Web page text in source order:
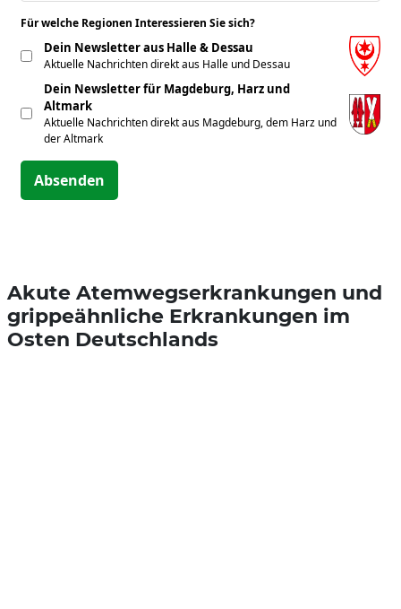
Für welche Regionen Interessieren Sie sich?
Dein Newsletter aus Halle & Dessau
Aktuelle Nachrichten direkt aus Halle und Dessau
Dein Newsletter für Magdeburg, Harz und
Altmark
Aktuelle Nachrichten direkt aus Magdeburg, dem Harz und
der Altmark
Absenden
Akute Atemwegserkrankungen und
grippeähnliche Erkrankungen im
Osten Deutschlands